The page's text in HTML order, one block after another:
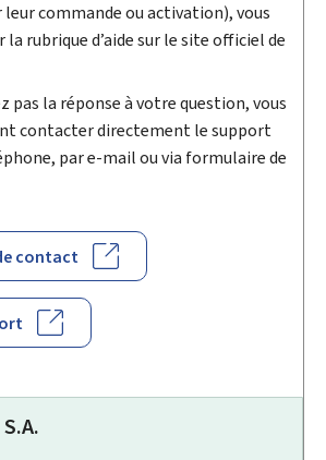
leur commande ou activation), vous
rubrique d’aide sur le site officiel de
pas la réponse à votre question, vous
contacter directement le support
par e-mail ou via formulaire de
contact